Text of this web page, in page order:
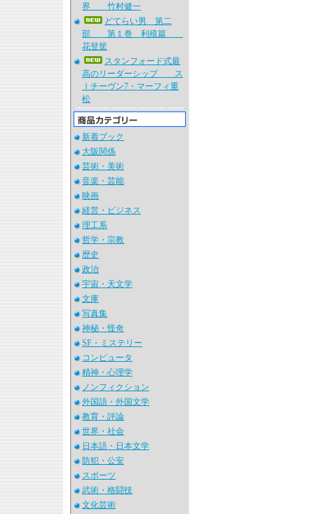
界 竹村健一
どてらい男 第二
部 第１巻 利殖篇
花登筐
スタンフォード式最
高のリーダーシップ ス
ｌチーヴン7・マーフィ重
松
新着ブック
大阪関係
芸術・美術
音楽・芸能
映画
経営・ビジネス
理工系
哲学・宗教
歴史
政治
宇宙・天文学
文庫
写真集
神秘・怪奇
SF・ミステリー
コンピュータ
精神・心理学
ノンフィクション
外国語・外国文学
教育・評論
世界・社会
日本語・日本文学
防犯・公安
スポーツ
武術・格闘技
文化芸術